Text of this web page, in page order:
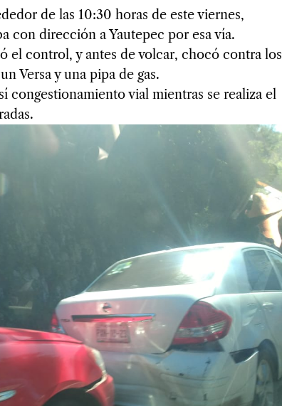
de las 10:30 horas de este viernes,
con dirección a Yautepec por esa vía.
el control, y antes de volcar, chocó contra los
Versa y una pipa de gas.
congestionamiento vial mientras se realiza el